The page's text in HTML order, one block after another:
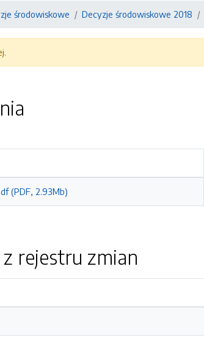
środowiskowe Decyzje środowiskowe 2018
(PDF, 2.93Mb)
rejestru zmian